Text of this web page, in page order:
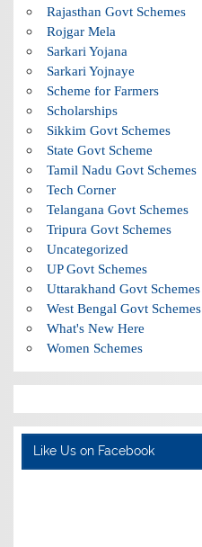
Rajasthan Govt Schemes
Rojgar Mela
Sarkari Yojana
Sarkari Yojnaye
Scheme for Farmers
Scholarships
Sikkim Govt Schemes
State Govt Scheme
Tamil Nadu Govt Schemes
Tech Corner
Telangana Govt Schemes
Tripura Govt Schemes
Uncategorized
UP Govt Schemes
Uttarakhand Govt Schemes
West Bengal Govt Schemes
What's New Here
Women Schemes
Like Us on Facebook